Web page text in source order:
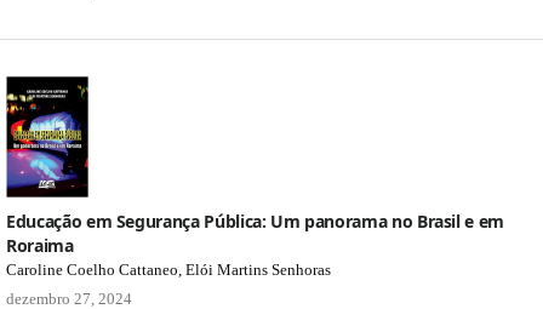
Educação em Segurança Pública: Um panorama no Brasil e em
Roraima
Caroline Coelho Cattaneo, Elói Martins Senhoras
dezembro 27, 2024